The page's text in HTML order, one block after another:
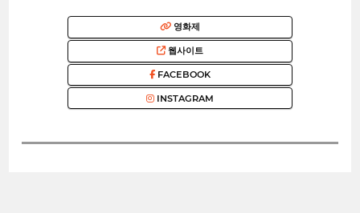
영화제
웹사이트
FACEBOOK
INSTAGRAM